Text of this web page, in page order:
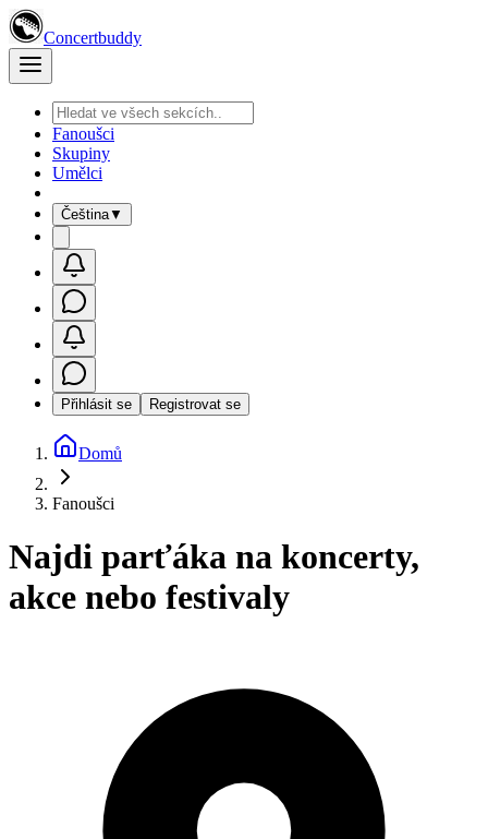
Concertbuddy
Fanoušci
Skupiny
Umělci
Čeština▼
Přihlásit se Registrovat se
Domů
Fanoušci
Najdi parťáka na koncerty,
akce nebo festivaly